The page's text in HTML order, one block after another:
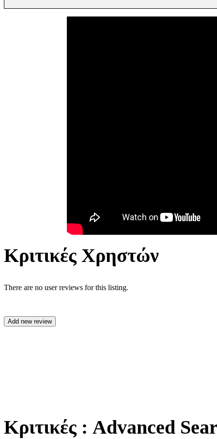
Κριτικές Χρηστών
There are no user reviews for this listing.
Κριτικές : Advanced